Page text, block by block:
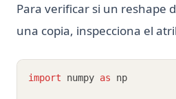
Para verificar si un reshape
una copia, inspecciona el
import numpy as np